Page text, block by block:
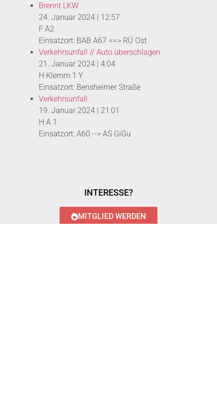
Brennt LKW
24. Januar 2024 | 12:57
F A2
Einsatzort: BAB A67 ==> RÜ Ost
Verkehrsunfall // Auto überschlagen
21. Januar 2024 | 4:04
H Klemm 1 Y
Einsatzort: Bensheimer Straße
Verkehrsunfall
19. Januar 2024 | 21:01
H A 1
Einsatzort: A60 --> AS GiGu
INTERESSE?
MITGLIED WERDEN